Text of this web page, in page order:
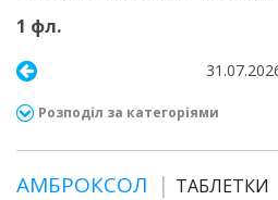
1 фл.
Розподіл за категоріями
АМБРОКСОЛ ТАБЛЕТКИ